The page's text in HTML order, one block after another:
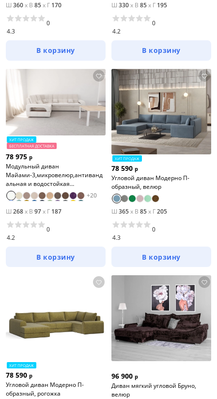
Ш 360x В 85x Г 170
4.3
0
В корзину
Ш 330x В 85x Г 195
4.2
0
В корзину
ХИТ ПРОДАЖ
БЕСПЛАТНАЯ ДОСТАВКА
78 975 р
Модульный диван
Майами-3,микровелюр,антиванд
альная и водостойкая
ткань,венеция
+20
Ш 268x В 97x Г 187
4.2
0
В корзину
ХИТ ПРОДАЖ
78 590 р
Угловой диван Модерно П-
образный, велюр
Ш 365x В 85x Г205
4.3
0
В корзину
ХИТ ПРОДАЖ
78 590 р
Угловой диван Модерно П-
образный, рогожка
96 900 р
Диван мягкий угловой Бруно,
велюр